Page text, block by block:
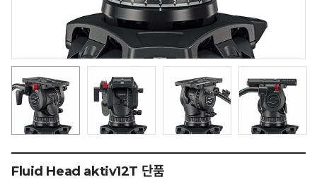
Fluid Head aktiv12T 단품